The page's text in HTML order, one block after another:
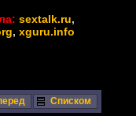
sextalk.ru,
, xguru.info
Списком